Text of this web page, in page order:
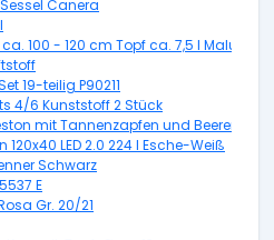
Canera
100 - 120 cm Topf ca. 7,5 l Malus
19-teilig P90211
4/6 Kunststoff 2 Stück
mit Tannenzapfen und Beeren
LED 2.0 224 l Esche-Weiß
Schwarz
E
Gr. 20/21